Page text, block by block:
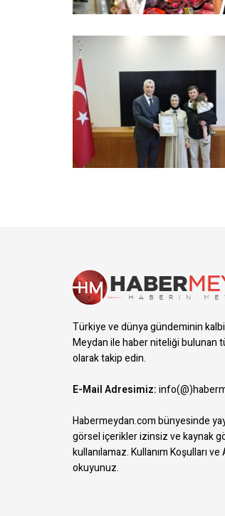
Türkiye ve dünya gündeminin
Meydan ile haber niteliği bulunan
olarak takip edin.
E-Mail Adresimiz:
Habermeydan.com bünyesinde
görsel içerikler izinsiz ve kaynak
kullanılamaz.Kullanım Koşulları ve
okuyunuz.